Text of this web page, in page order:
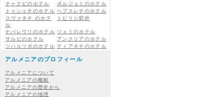
チャクビのホテル
ボルジョミのホテル
トゥシェチのホテル ヘブスレチのホテル
スヴァネチ のホテ
ル
トビリシ郊外
ナパレウリのホテル ツェミのホテル
サルピのホテル
アンクリアのホテル
ツハルツボのホテル ティアネチのホテル
アルメニアのプロフィール
アルメニアについて
アルメニアの概観
アルメニアの歴史から
アルメニアの地理